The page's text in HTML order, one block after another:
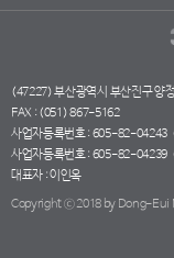
(47227) 부산광역시 부산진구 양
FAX : (051) 867-5162
사업자등록번호 : 605-82-04243
사업자등록번호 : 605-82-04239
대표자 : 이인옥
Copyright ⓒ 2018 by Dong-Eui